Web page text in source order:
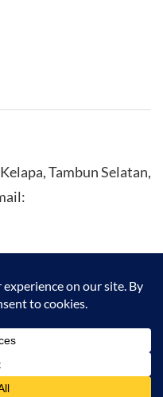
Tambun Selatan,
(C) 2026